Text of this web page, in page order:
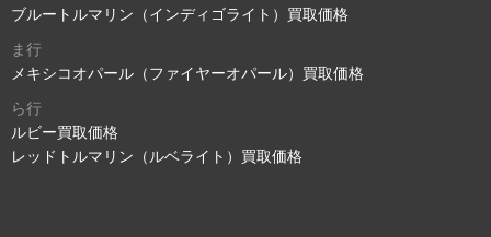
ブルートルマリン（インディゴライト）買取価格
ま行
メキシコオパール（ファイヤーオパール）買取価格
ら行
ルビー買取価格
レッドトルマリン（ルベライト）買取価格